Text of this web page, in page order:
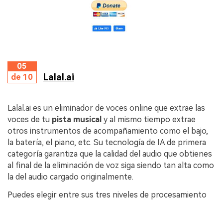
05
de 10
Lalal.ai
Lalal.ai es un eliminador de voces online que extrae las
voces de tu pista musical y al mismo tiempo extrae
otros instrumentos de acompañamiento como el bajo,
la batería, el piano, etc. Su tecnología de IA de primera
categoría garantiza que la calidad del audio que obtienes
al final de la eliminación de voz siga siendo tan alta como
la del audio cargado originalmente.
Puedes elegir entre sus tres niveles de procesamiento